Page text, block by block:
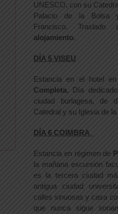
UNESCO, con su
Palacio de la Bolsa
Francisco.
alojamiento.
DÍA 5 VISEU
Estancia en el hotel
Completa. Día
ciudad burlagesa, de
Catedral y su Iglesia de
DÍA 6 COIMBRA
Estancia en régimen de
la mañana excursión
es la tercera ciudad
antigua ciudad
calles sinuosas y casa
que nunca sigue